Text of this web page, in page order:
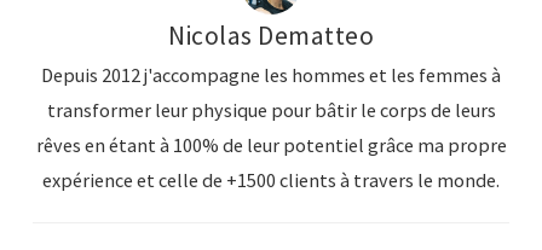
Nicolas Dematteo
Depuis 2012 j'accompagne les hommes et les femmes à
transformer leur physique pour bâtir le corps de leurs
rêves en étant à 100% de leur potentiel grâce ma propre
expérience et celle de +1500 clients à travers le monde.